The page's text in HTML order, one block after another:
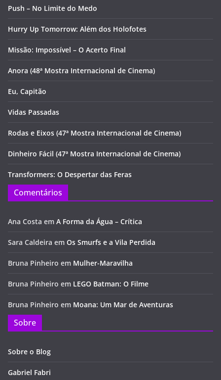
Push – No Limite do Medo
Hurry Up Tomorrow: Além dos Holofotes
Missão: Impossível – O Acerto Final
Anora (48ª Mostra Internacional de Cinema)
Eu, Capitão
Vidas Passadas
Rodas e Eixos (47ª Mostra Internacional de Cinema)
Dinheiro Fácil (47ª Mostra Internacional de Cinema)
Transformers: O Despertar das Feras
Comentários
Ana Costa em A Forma da Água – Crítica
Sara Caldeira em Os Smurfs e a Vila Perdida
Bruna Pinheiro em Mulher-Maravilha
Bruna Pinheiro em LEGO Batman: O Filme
Bruna Pinheiro em Moana: Um Mar de Aventuras
Sobre
Sobre o Blog
Gabriel Fabri